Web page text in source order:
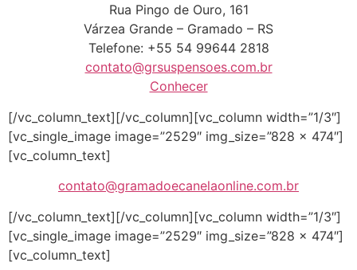
Rua Pingo de Ouro, 161
Várzea Grande – Gramado – RS
Telefone: +55 54 99644 2818
contato@grsuspensoes.com.br
Conhecer
[/vc_column_text][/vc_column][vc_column width=”1/3″]
[vc_single_image image=”2529″ img_size=”828 × 474″]
[vc_column_text]
contato@gramadoecanelaonline.com.br
[/vc_column_text][/vc_column][vc_column width=”1/3″]
[vc_single_image image=”2529″ img_size=”828 × 474″]
[vc_column_text]